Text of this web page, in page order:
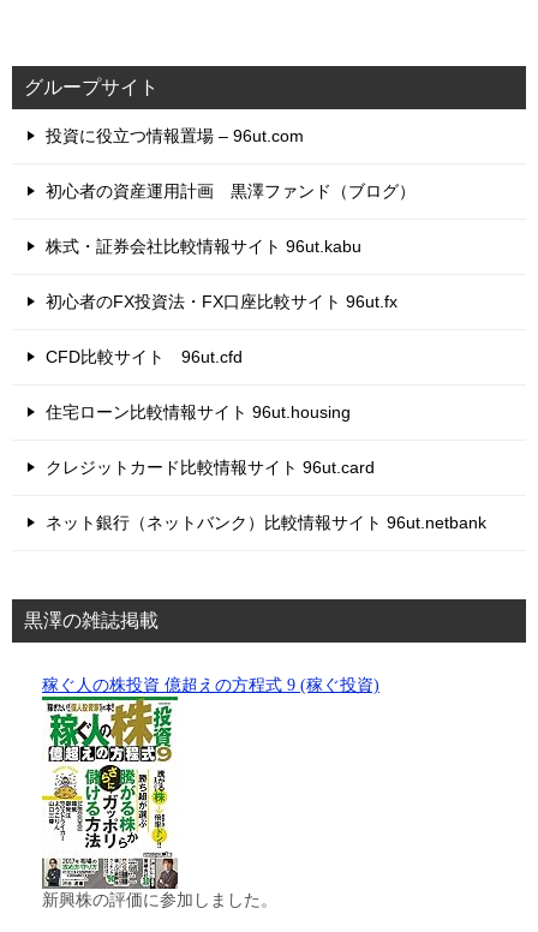
グループサイト
投資に役立つ情報置場 – 96ut.com
初心者の資産運用計画 黒澤ファンド（ブログ）
株式・証券会社比較情報サイト 96ut.kabu
初心者のFX投資法・FX口座比較サイト 96ut.fx
CFD比較サイト 96ut.cfd
住宅ローン比較情報サイト 96ut.housing
クレジットカード比較情報サイト 96ut.card
ネット銀行（ネットバンク）比較情報サイト 96ut.netbank
黒澤の雑誌掲載
稼ぐ人の株投資 億超えの方程式 9 (稼ぐ投資)
新興株の評価に参加しました。